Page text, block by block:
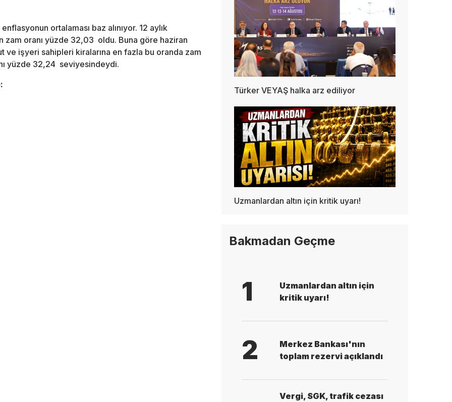
ortalaması baz alınıyor. 12 aylık
zam oranı yüzde 32,03 oldu. Buna göre haziran
ve işyeri sahipleri kiralarına en fazla bu oranda zam
yüzde 32,24 seviyesindeydi.
Türker VEYAŞ halka arz ediliyor
Uzmanlardan altın için kritik uyarı!
Bakmadan Geçme
1
Uzmanlardan altın için
kritik uyarı!
2
Merkez Bankası'nın
toplam rezervi açıklandı
Vergi, SGK, trafik cezası